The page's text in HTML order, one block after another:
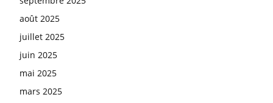
août 2025
juillet 2025
juin 2025
mai 2025
mars 2025